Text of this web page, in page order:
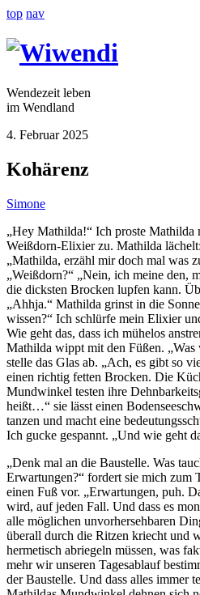
top nav
Wendezeit leben
im Wendland
4. Februar 2025
Kohärenz
Simone
„Hey Mathilda!“ Ich proste Mathilda
Weißdorn-Elixier zu. Mathilda
„Mathilda, erzähl mir doch mal was
„Weißdorn?“ „Nein, ich meine den,
die dicksten Brocken lupfen kann.
„Ahhja.“ Mathilda grinst in die
wissen?“ Ich schlürfe mein Elixier
Wie geht das, dass ich mühelos
Mathilda wippt mit den Füßen. „Was
stelle das Glas ab. „Ach, es gibt so
einen richtig fetten Brocken. Die
Mundwinkel testen ihre
heißt…“ sie lässt einen
tanzen und macht eine
Ich gucke gespannt. „Und wie geht
„Denk mal an die Baustelle. Was
Erwartungen?“ fordert sie mich zum
einen Fuß vor. „Erwartungen, puh.
wird, auf jeden Fall. Und dass es
alle möglichen unvorhersehbaren
überall durch die Ritzen kriecht und
hermetisch abriegeln müssen, was
mehr wir unseren Tagesablauf
der Baustelle. Und dass alles immer